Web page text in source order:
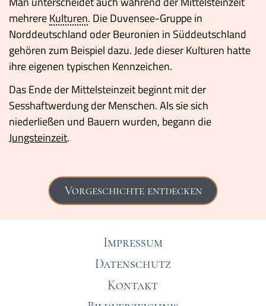
mehrereKulturen. Die Duvensee-Gruppe in
Norddeutschland oder Beuronien in Süddeutschland
gehören zum Beispiel dazu. Jede dieser Kulturen hatte
ihre eigenen typischen Kennzeichen.
Das Ende der Mittelsteinzeit beginnt mit der
Sesshaftwerdung der Menschen. Als sie sich
niederließen und Bauern wurden, begann die
Jungsteinzeit.
Vorgeschichte entdecken
Impressum
Datenschutz
Kontakt